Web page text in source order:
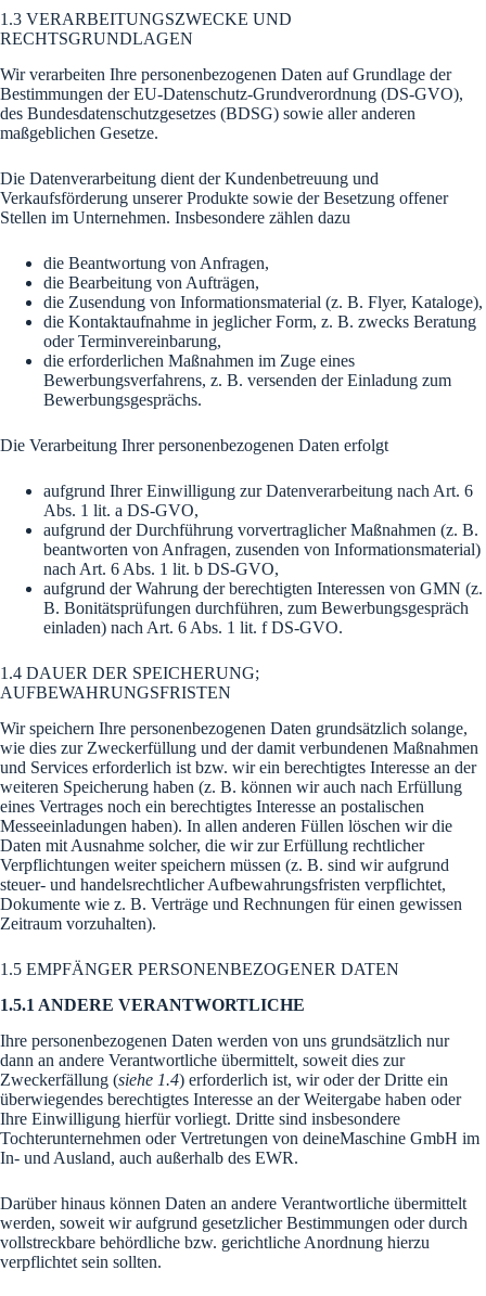
1.3 VERARBEITUNGSZWECKE UND
RECHTSGRUNDLAGEN
Wir verarbeiten Ihre personenbezogenen Daten auf Grundlage der
Bestimmungen der EU-Datenschutz-Grundverordnung (DS-GVO),
des Bundesdatenschutzgesetzes (BDSG) sowie aller anderen
maßgeblichen Gesetze.
Die Datenverarbeitung dient der Kundenbetreuung und
Verkaufsförderung unserer Produkte sowie der Besetzung offener
Stellen im Unternehmen. Insbesondere zählen dazu
die Beantwortung von Anfragen,
die Bearbeitung von Aufträgen,
die Zusendung von Informationsmaterial (z. B. Flyer, Kataloge),
die Kontaktaufnahme in jeglicher Form, z. B. zwecks Beratung
oder Terminvereinbarung,
die erforderlichen Maßnahmen im Zuge eines
Bewerbungsverfahrens, z. B. versenden der Einladung zum
Bewerbungsgesprächs.
Die Verarbeitung Ihrer personenbezogenen Daten erfolgt
aufgrund Ihrer Einwilligung zur Datenverarbeitung nach Art. 6
Abs. 1 lit. a DS-GVO,
aufgrund der Durchführung vorvertraglicher Maßnahmen (z. B.
beantworten von Anfragen, zusenden von Informationsmaterial)
nach Art. 6 Abs. 1 lit. b DS-GVO,
aufgrund der Wahrung der berechtigten Interessen von GMN (z.
B. Bonitätsprüfungen durchführen, zum Bewerbungsgespräch
einladen) nach Art. 6 Abs. 1 lit. f DS-GVO.
1.4 DAUER DER SPEICHERUNG;
AUFBEWAHRUNGSFRISTEN
Wir speichern Ihre personenbezogenen Daten grundsätzlich solange,
wie dies zur Zweckerfüllung und der damit verbundenen Maßnahmen
und Services erforderlich ist bzw. wir ein berechtigtes Interesse an der
weiteren Speicherung haben (z. B. können wir auch nach Erfüllung
eines Vertrages noch ein berechtigtes Interesse an postalischen
Messeeinladungen haben). In allen anderen Füllen löschen wir die
Daten mit Ausnahme solcher, die wir zur Erfüllung rechtlicher
Verpflichtungen weiter speichern müssen (z. B. sind wir aufgrund
steuer- und handelsrechtlicher Aufbewahrungsfristen verpflichtet,
Dokumente wie z. B. Verträge und Rechnungen für einen gewissen
Zeitraum vorzuhalten).
1.5 EMPFÄNGER PERSONENBEZOGENER DATEN
1.5.1 ANDERE VERANTWORTLICHE
Ihre personenbezogenen Daten werden von uns grundsätzlich nur
dann an andere Verantwortliche übermittelt, soweit dies zur
Zweckerfällung (siehe 1.4) erforderlich ist, wir oder der Dritte ein
überwiegendes berechtigtes Interesse an der Weitergabe haben oder
Ihre Einwilligung hierfür vorliegt. Dritte sind insbesondere
Tochterunternehmen oder Vertretungen von deineMaschine GmbH im
In- und Ausland, auch außerhalb des EWR.
Darüber hinaus können Daten an andere Verantwortliche übermittelt
werden, soweit wir aufgrund gesetzlicher Bestimmungen oder durch
vollstreckbare behördliche bzw. gerichtliche Anordnung hierzu
verpflichtet sein sollten.